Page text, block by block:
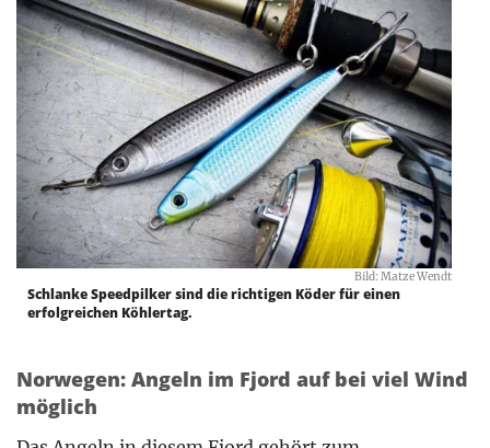
Bild: Matze Wendt
Schlanke Speedpilker sind die richtigen Köder für einen
erfolgreichen Köhlertag.
Norwegen: Angeln im Fjord auf bei viel Wind
möglich